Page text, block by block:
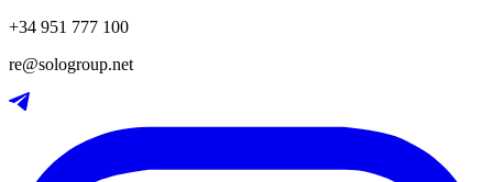
+34 951 777 100
re@sologroup.net